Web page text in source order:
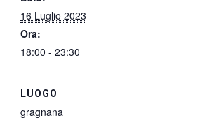
16 Luglio 2023
Ora:
18:00 - 23:30
LUOGO
gragnana